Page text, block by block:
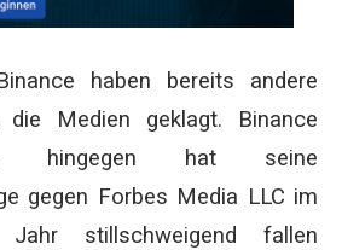
haben bereits andere
die Medien geklagt. Binance
hingegen hat seine
gegen Forbes Media LLC im
Jahr stillschweigend fallen